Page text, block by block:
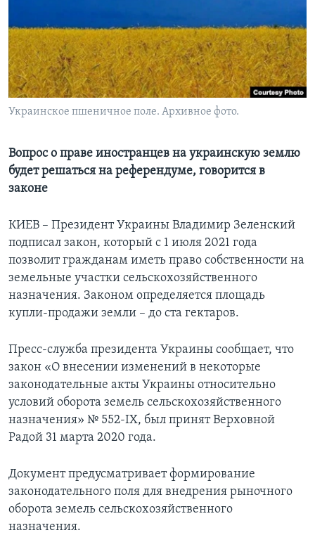
Learning English
СОЦИАЛЬНЫЕ СЕТИ
Украинское пшеничное поле. Архивное фото.
Вопрос о праве иностранцев на украинскую землю
будет решаться на референдуме, говорится в
законе
КИЕВ – Президент Украины Владимир Зеленский
подписал закон, который с 1 июля 2021 года
позволит гражданам иметь право собственности на
земельные участки сельскохозяйственного
назначения. Законом определяется площадь
купли-продажи земли – до ста гектаров.
Пресс-служба президента Украины сообщает, что
закон «О внесении изменений в некоторые
законодательные акты Украины относительно
условий оборота земель сельскохозяйственного
назначения» № 552-IX, был принят Верховной
Радой 31 марта 2020 года.
Документ предусматривает формирование
законодательного поля для внедрения рыночного
оборота земель сельскохозяйственного
назначения.